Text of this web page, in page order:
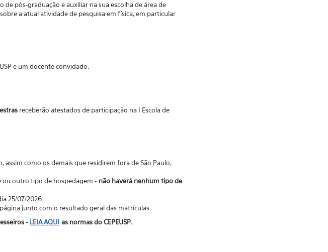
pós-graduação e auxiliar na sua escolha de área de
a atual atividade de pesquisa em física, em particular
e um docente convidado.
receberão atestados de participação na I Escola de
como os demais que residirem fora de São Paulo,
ou outro tipo de hospedagem - não haverá nenhum tipo de
25/07/2026.
junto com o resultado geral das matrículas.
- LEIA AQUI as normas do CEPEUSP.